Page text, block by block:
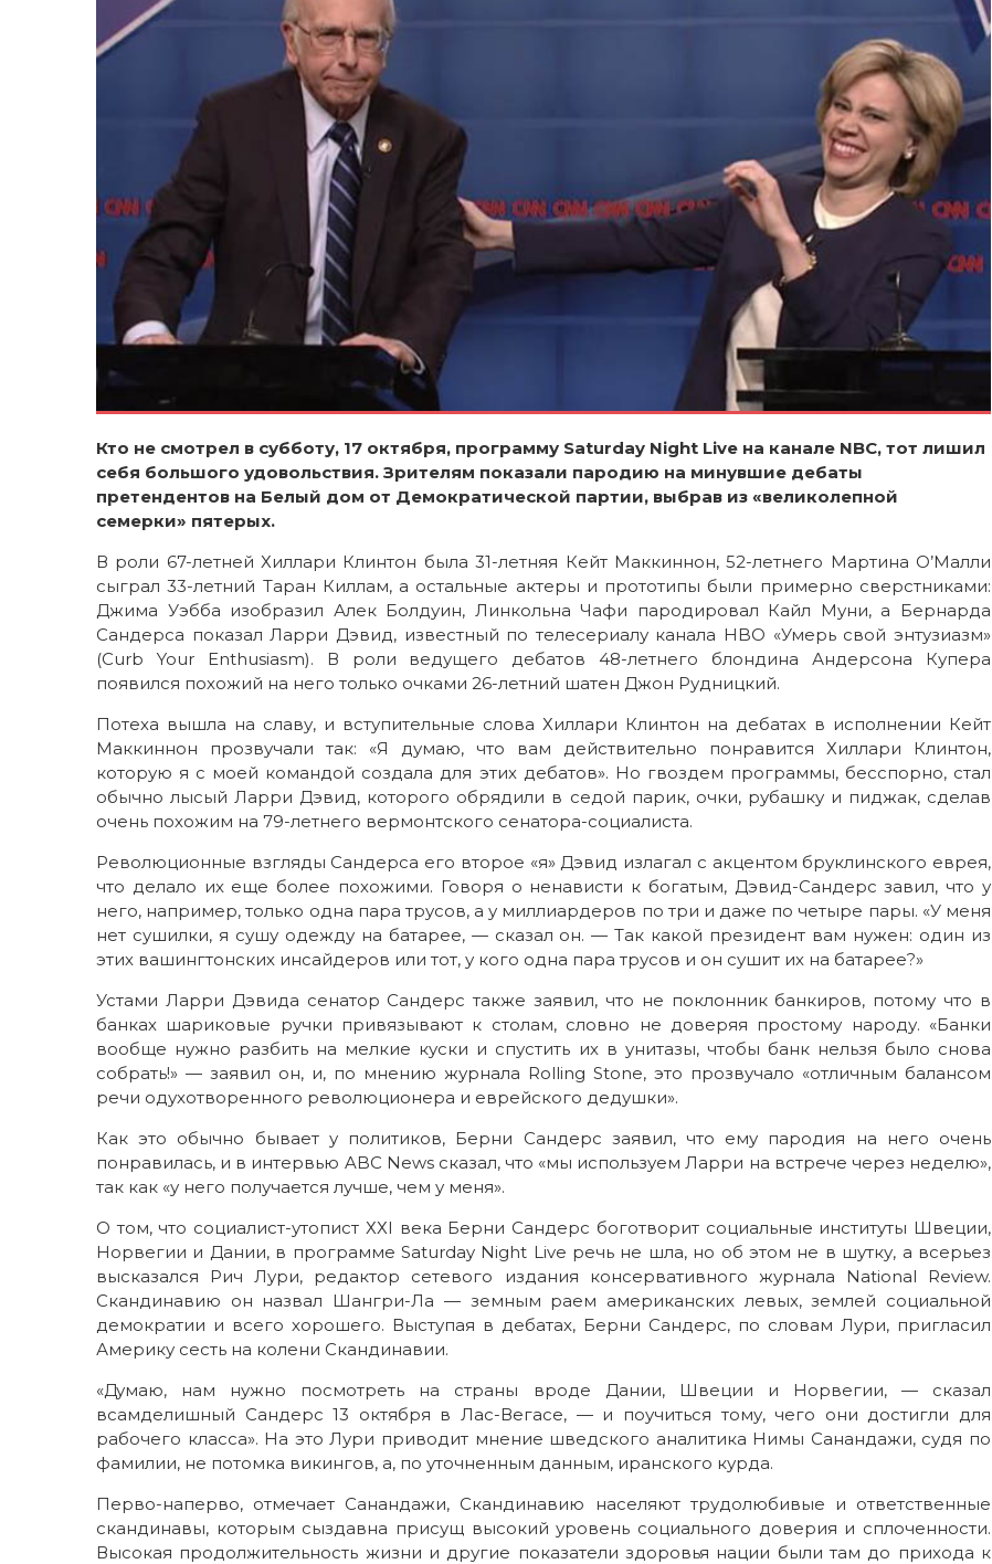
Кто не смотрел в субботу, 17 октября, программу Saturday Night Live на канале NBC, тот лишил
себя большого удовольствия. Зрителям показали пародию на минувшие дебаты
претендентов на Белый дом от Демократической партии, выбрав из «великолепной
семерки» пятерых.
В роли 67-летней Хиллари Клинтон была 31-летняя Кейт Маккиннон, 52-летнего Мартина О’Малли
сыграл 33-летний Таран Киллам, а остальные актеры и прототипы были примерно сверстниками:
Джима Уэбба изобразил Алек Болдуин, Линкольна Чафи пародировал Кайл Муни, а Бернарда
Сандерса показал Ларри Дэвид, известный по телесериалу канала HBO «Умерь свой энтузиазм»
(Curb Your Enthusiasm). В роли ведущего дебатов 48-летнего блондина Андерсона Купера
появился похожий на него только очками 26-летний шатен Джон Рудницкий.
Потеха вышла на славу, и вступительные слова Хиллари Клинтон на дебатах в исполнении Кейт
Маккиннон прозвучали так: «Я думаю, что вам действительно понравится Хиллари Клинтон,
которую я с моей командой создала для этих дебатов». Но гвоздем программы, бесспорно, стал
обычно лысый Ларри Дэвид, которого обрядили в седой парик, очки, рубашку и пиджак, сделав
очень похожим на 79-летнего вермонтского сенатора-социалиста.
Революционные взгляды Сандерса его второе «я» Дэвид излагал с акцентом бруклинского еврея,
что делало их еще более похожими. Говоря о ненависти к богатым, Дэвид-Сандерс завил, что у
него, например, только одна пара трусов, а у миллиардеров по три и даже по четыре пары. «У меня
нет сушилки, я сушу одежду на батарее, — сказал он. — Так какой президент вам нужен: один из
этих вашингтонских инсайдеров или тот, у кого одна пара трусов и он сушит их на батарее?»
Устами Ларри Дэвида сенатор Сандерс также заявил, что не поклонник банкиров, потому что в
банках шариковые ручки привязывают к столам, словно не доверяя простому народу. «Банки
вообще нужно разбить на мелкие куски и спустить их в унитазы, чтобы банк нельзя было снова
собрать!» — заявил он, и, по мнению журнала Rolling Stone, это прозвучало «отличным балансом
речи одухотворенного революционера и еврейского дедушки».
Как это обычно бывает у политиков, Берни Сандерс заявил, что ему пародия на него очень
понравилась, и в интервью ABC News сказал, что «мы используем Ларри на встрече через неделю»,
так как «у него получается лучше, чем у меня».
О том, что социалист-утопист ХХI века Берни Сандерс боготворит социальные институты Швеции,
Норвегии и Дании, в программе Saturday Night Live речь не шла, но об этом не в шутку, а всерьез
высказался Рич Лури, редактор сетевого издания консервативного журнала National Review.
Скандинавию он назвал Шангри-Ла — земным раем американских левых, землей социальной
демократии и всего хорошего. Выступая в дебатах, Берни Сандерс, по словам Лури, пригласил
Америку сесть на колени Скандинавии.
«Думаю, нам нужно посмотреть на страны вроде Дании, Швеции и Норвегии, — сказал
всамделишный Сандерс 13 октября в Лас-Вегасе, — и поучиться тому, чего они достигли для
рабочего класса». На это Лури приводит мнение шведского аналитика Нимы Санандажи, судя по
фамилии, не потомка викингов, а, по уточненным данным, иранского курда.
Перво-наперво, отмечает Санандажи, Скандинавию населяют трудолюбивые и ответственные
скандинавы, которым сыздавна присущ высокий уровень социального доверия и сплоченности.
Высокая продолжительность жизни и другие показатели здоровья нации были там до прихода к